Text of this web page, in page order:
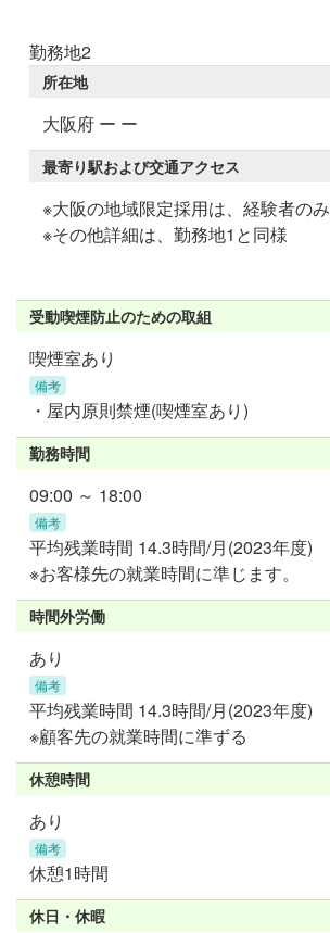
勤務地2
所在地
大阪府 ー ー
最寄り駅および交通アクセス
※大阪の地域限定採用は、経験者のみ
※その他詳細は、勤務地1と同様
受動喫煙防止のための取組
喫煙室あり
備考
・屋内原則禁煙(喫煙室あり)
勤務時間
09:00 ～ 18:00
備考
平均残業時間 14.3時間/月(2023年度)
※お客様先の就業時間に準じます。
時間外労働
あり
備考
平均残業時間 14.3時間/月(2023年度)
※顧客先の就業時間に準ずる
休憩時間
あり
備考
休憩1時間
休日・休暇